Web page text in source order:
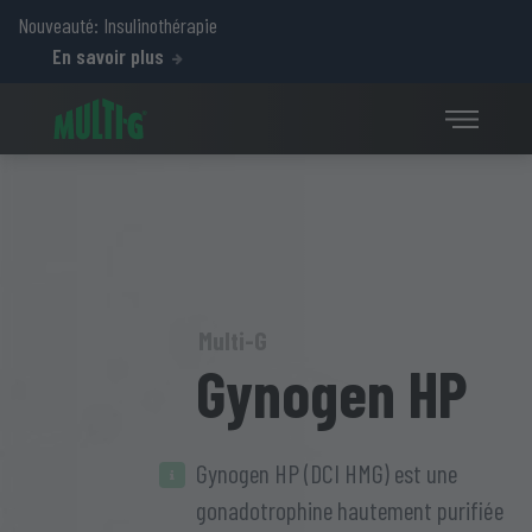
Nouveauté: Insulinothérapie
En savoir plus
Gynogen HP
Gynogen HP (DCI HMG) est une
gonadotrophine hautement purifiée